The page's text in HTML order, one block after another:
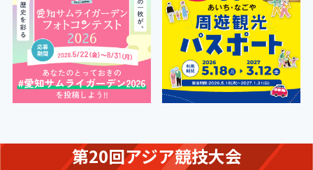
第20回アジア競技大会